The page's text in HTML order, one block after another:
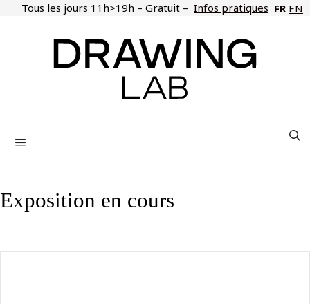
AllerTous les jours 11h>19h – Gratuit – Infos pratiques FR EN
Exposition en cours